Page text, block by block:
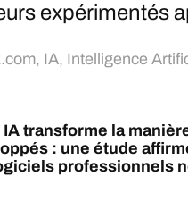
expérimentés
, IA, Intelligence
transforme la
: une étude
professionnels